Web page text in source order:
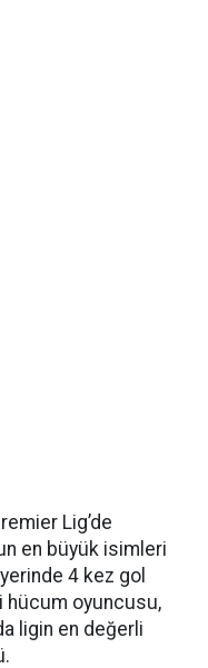
Lig’de
en büyük isimleri
4 kez gol
hücum oyuncusu,
ligin en değerli